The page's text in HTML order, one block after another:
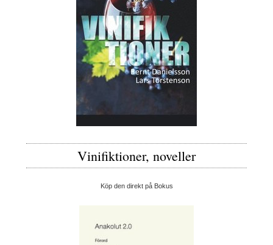
Vinifiktioner, noveller
Köp den direkt på Bokus